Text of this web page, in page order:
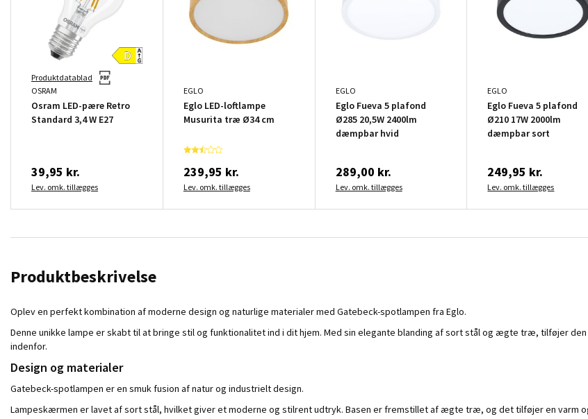
Produktdatablad
OSRAM
Osram LED-pære Retro
Standard 3,4 W E27
39,95 kr.
Lev. omk. tillægges
EGLO
Eglo LED-loftlampe
Musurita træ Ø34 cm
239,95 kr.
Lev. omk. tillægges
EGLO
Eglo Fueva 5 plafond
Ø285 20,5W 2400lm
dæmpbar hvid
289,00 kr.
Lev. omk. tillægges
EGLO
Eglo Fueva 5 plafond
Ø210 17W 2000lm
dæmpbar sort
249,95 kr.
Lev. omk. tillægges
Produktbeskrivelse
Oplev en perfekt kombination af moderne design og naturlige materialer med Gatebeck-spotlampen fra Eglo.
Denne unikke lampe er skabt til at bringe stil og funktionalitet ind i dit hjem. Med sin elegante blanding af sort stål og ægte træ, tilføjer
indenfor.
Design og materialer
Gatebeck-spotlampen er en smuk fusion af natur og industrielt design.
Lampeskærmen er lavet af sort stål, hvilket giver et moderne og stilrent udtryk. Basen er fremstillet af ægte træ, og det tilføjer en varm